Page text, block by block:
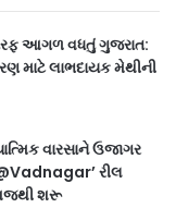
આગળ વધતું ગુજરાત:
માટે લાભદાયક મેથીની
વારસાને ઉજાગર
રીલ
આજથી શરૂ